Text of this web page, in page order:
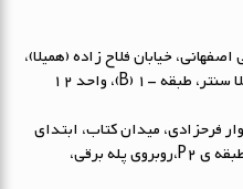
خیابان فلاح زاده (همیلا)،
فرحزادی، میدان کتاب، ابتداي
بلوار کوهستان، مرکز تجاری اُپال، طبقه ی P2،روبروی پله برقی،